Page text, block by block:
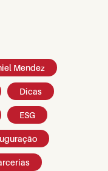
Mendez
Dicas
ESG